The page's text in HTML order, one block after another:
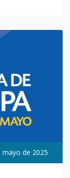
mayo de 2025